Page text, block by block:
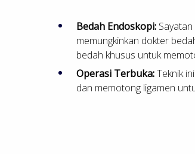
Bedah Endoskopi:
memungkinkan dokter
bedah khusus untuk
Operasi Terbuka:Teknik
dan memotong ligamen